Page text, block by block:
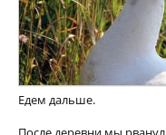
Едем дальше.